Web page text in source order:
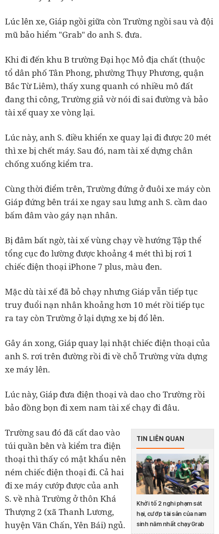
Lúc lên xe, Giáp ngồi giữa còn Trường ngồi sau và đội
mũ bảo hiểm "Grab" do anh S. đưa.
Khi đi đến khu B trường Đại học Mỏ địa chất (thuộc
tổ dân phố Tân Phong, phường Thụy Phương, quận
Bắc Từ Liêm), thấy xung quanh có nhiều mô đất
đang thi công, Trường giả vờ nói đi sai đường và bảo
tài xế quay xe vòng lại.
Lúc này, anh S. điều khiển xe quay lại đi được 20 mét
thì xe bị chết máy. Sau đó, nam tài xế dựng chân
chống xuống kiểm tra.
Cùng thời điểm trên, Trường đứng ở đuôi xe máy còn
Giáp đứng bên trái xe ngay sau lưng anh S. cầm dao
bấm đâm vào gáy nạn nhân.
Bị đâm bất ngờ, tài xế vùng chạy về hướng Tập thể
tổng cục đo lường được khoảng 4 mét thì bị rơi 1
chiếc điện thoại iPhone 7 plus, màu đen.
Mặc dù tài xế đã bỏ chạy nhưng Giáp vẫn tiếp tục
truy đuổi nạn nhân khoảng hơn 10 mét rồi tiếp tục
ra tay còn Trường ở lại dựng xe bị đổ lên.
Gây án xong, Giáp quay lại nhặt chiếc điện thoại của
anh S. rơi trên đường rồi đi về chỗ Trường vừa dựng
xe máy lên.
Lúc này, Giáp đưa điện thoại và dao cho Trường rồi
bảo đồng bọn đi xem nam tài xế chạy đi đâu.
TIN LIÊN QUAN
Khởi tố 2 nghi phạm sát
hại, cướp tài sản của nam
sinh năm nhất chạy Grab
Trường sau đó đã cất dao vào
túi quần bên và kiểm tra điện
thoại thì thấy có mật khẩu nên
ném chiếc điện thoại đi. Cả hai
đi xe máy cướp được của anh
S. về nhà Trường ở thôn Khá
Thượng 2 (xã Thanh Lương,
huyện Văn Chấn, Yên Bái) ngủ.